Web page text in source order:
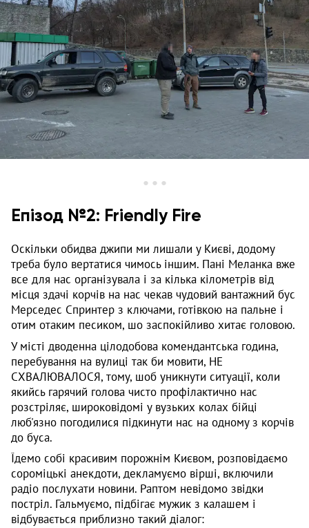
Епізод №2: Friendly Fire
Оскільки обидва джипи ми лишали у Києві, додому
треба було вертатися чимось іншим. Пані Меланка вже
все для нас організувала і за кілька кілометрів від
місця здачі корчів на нас чекав чудовий вантажний бус
Мерседес Спринтер з ключами, готівкою на пальне і
отим отаким песиком, шо заспокійливо хитає головою.
У місті дводенна цілодобова комендантська година,
перебування на вулиці так би мовити, НЕ
СХВАЛЮВАЛОСЯ, тому, шоб уникнути ситуації, коли
якийсь гарячий голова чисто профілактично нас
розстріляє, широковідомі у вузьких колах бійці
люб'язно погодилися підкинути нас на одному з корчів
до буса.
Їдемо собі красивим порожнім Києвом, розповідаємо
сороміцькі анекдоти, декламуємо вірші, включили
радіо послухати новини. Раптом невідомо звідки
постріл. Гальмуємо, підбігає мужик з калашем і
відбувається приблизно такий діалог: